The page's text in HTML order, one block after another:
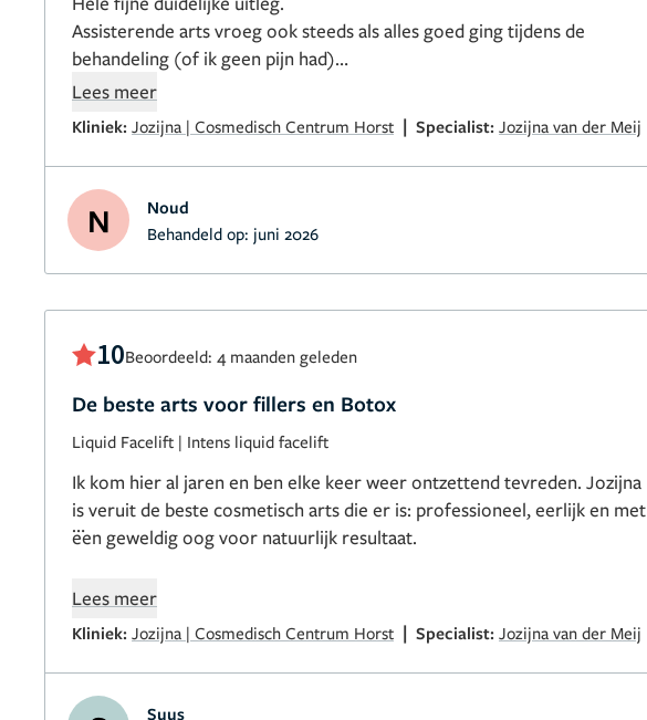
Assisterende arts vroeg ook steeds als alles goed ging tijdens de
behandeling (of ik geen pijn had)
Kliniek ziet er ook zeer goed en supernetjes uit.
Lees meer
Kliniek: Jozijna | Cosmedisch Centrum Horst | Specialist: Jozijna van der Meij
N
Noud
Behandeld op: juni 2026
10Beoordeeld: 4 maanden geleden
De beste arts voor fillers en Botox
Liquid Facelift | Intens liquid facelift
Ik kom hier al jaren en ben elke keer weer ontzettend tevreden. Jozijna
is veruit de beste cosmetisch arts die er is: professioneel, eerlijk en met
een geweldig oog voor natuurlijk resultaat.
Zowel mijn liquid face lift met fillers als botox worden altijd perfect en
subtiel gedaan, volledig in balans met mijn gezicht. Ik krijg vaak
complimenten dat ik er fris en jonger uitzie.
Een absolute aanrader voor wie kwaliteit en vertrouwen zoekt!
Lees meer
Kliniek: Jozijna | Cosmedisch Centrum Horst | Specialist: Jozijna van der Meij
Suus